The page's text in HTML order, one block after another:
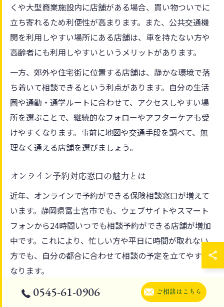
くや大型商業施設内に店舗がある場合、買い物ついでに
立ち寄れるため利便性が高まります。また、公共交通機
関を利用しやすい場所にある店舗は、車を持たない方や
高齢者にも利用しやすいというメリットがあります。
一方、郊外や住宅街に位置する店舗は、静かな環境で落
ち着いて相談できるという利点があります。自分の生活
圏や通勤・通学ルートに合わせて、アクセスしやすい場
所を選ぶことで、継続的なフォローやアフターケアも受
けやすくなります。事前に地図や交通手段を調べて、無
理なく通える店舗を選びましょう。
オンライン予約対応窓口の魅力とは
近年、オンラインで予約ができる保険相談窓口が増えて
います。静岡県富士宮市でも、ウェブサイトやスマート
フォンから24時間いつでも相談予約ができる店舗が増加
中です。これにより、忙しい方や平日に時間が取れない
方でも、自分の都合に合わせて相談の予定を立てやすく
なります。
オンライン予約対応の窓口では、事前に相談内容を入力
0545-61-0906 ご相談はこちら